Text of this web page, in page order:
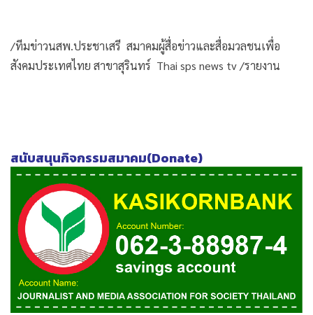
/ทีมข่าวนสพ.ประชาเสรี สมาคมผู้สื่อข่าวและสื่อมวลชนเพื่อ
สังคมประเทศไทย สาขาสุรินทร์ Thai sps news tv /รายงาน
สนับสนุนกิจกรรมสมาคม(Donate)